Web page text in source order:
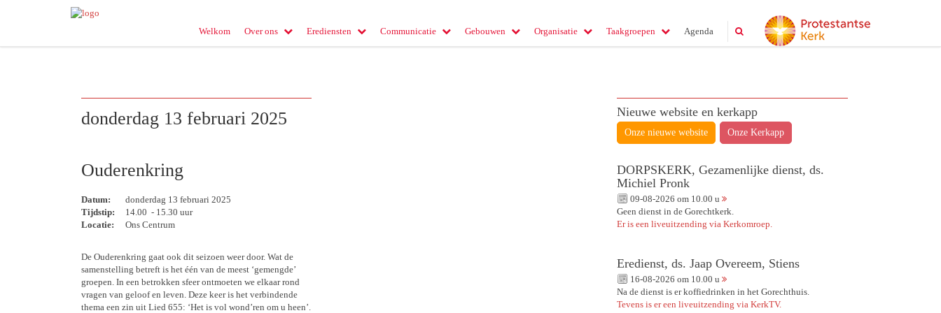
Welkom Over ons Erediensten Communicatie Gebouwen Organisatie Taakgroepen Agenda
donderdag 13 februari 2025
Ouderenkring
Datum:
donderdag 13 februari 2025
Tijdstip:
14.00 - 15.30 uur
Locatie:
Ons Centrum
De Ouderenkring gaat ook dit seizoen weer door. Wat de
samenstelling betreft is het één van de meest ‘gemengde’
groepen. In een betrokken sfeer ontmoeten we elkaar rond
vragen van geloof en leven. Deze keer is het verbindende
thema een zin uit Lied 655: ‘Het is vol wond’ren om u heen’.
Nieuwe website en kerkapp
Onze nieuwe website Onze Kerkapp
DORPSKERK, Gezamenlijke dienst, ds.
Michiel Pronk
09-08-2026 om 10.00 u
Geen dienst in de Gorechtkerk.
Er is een liveuitzending via Kerkomroep.
Eredienst, ds. Jaap Overeem, Stiens
16-08-2026 om 10.00 u
Na de dienst is er koffiedrinken in het Gorechthuis.
Tevens is er een liveuitzending via KerkTV.